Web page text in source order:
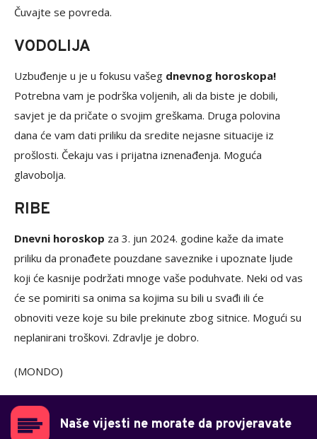
Čuvajte se povreda.
VODOLIJA
Uzbuđenje u je u fokusu vašeg dnevnog horoskopa!
Potrebna vam je podrška voljenih, ali da biste je dobili,
savjet je da pričate o svojim greškama. Druga polovina
dana će vam dati priliku da sredite nejasne situacije iz
prošlosti. Čekaju vas i prijatna iznenađenja. Moguća
glavobolja.
RIBE
Dnevni horoskop za 3. jun 2024. godine kaže da imate
priliku da pronađete pouzdane saveznike i upoznate ljude
koji će kasnije podržati mnoge vaše poduhvate. Neki od vas
će se pomiriti sa onima sa kojima su bili u svađi ili će
obnoviti veze koje su bile prekinute zbog sitnice. Mogući su
neplanirani troškovi. Zdravlje je dobro.
(MONDO)
Naše vijesti ne morate da provjeravate